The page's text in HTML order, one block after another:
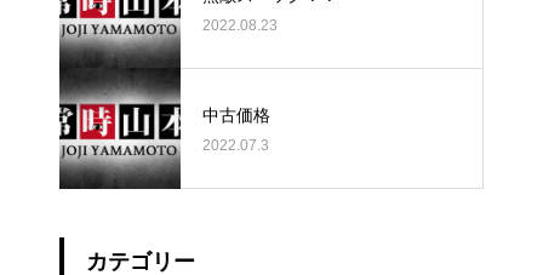
2022.08.23
中古価格
2022.07.3
カテゴリー